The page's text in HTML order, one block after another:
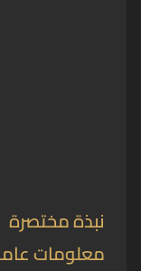
نبذة مختصرة
معلومات